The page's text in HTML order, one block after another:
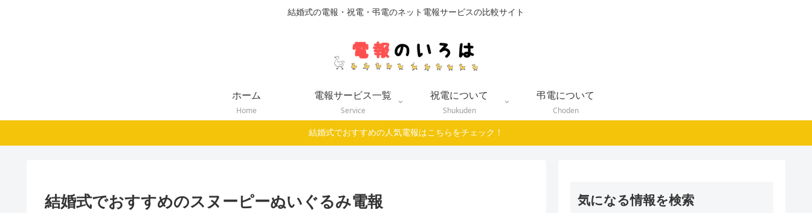
結婚式の電報・祝電・弔電のネット電報サービスの比較サイト
ホーム
Home
電報サービス一覧
Service
祝電について
Shukuden
弔電について
Choden
結婚式でおすすめの人気電報はこちらをチェック！
結婚式でおすすめのスヌーピーぬいぐるみ電報 気になる情報を検索